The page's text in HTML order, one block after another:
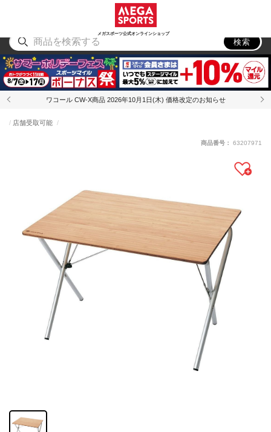
メガスポーツ公式オンラインショップ
アウトドア
検索
ワコール CW-X商品 2026年10月1日(木) 価格改定のお知らせ
店舗受取可能
商品番号： 63207971